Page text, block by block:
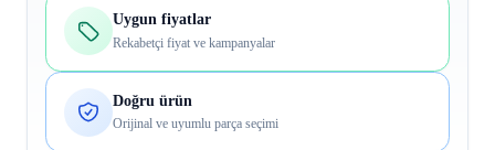
Uygun fiyatlar
Rekabetçi fiyat ve kampanyalar
Doğru ürün
Orijinal ve uyumlu parça seçimi